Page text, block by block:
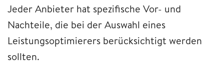
Jeder Anbieter hat spezifische Vor- und
Nachteile, die bei der Auswahl eines
Leistungsoptimierers berücksichtigt werden
sollten.